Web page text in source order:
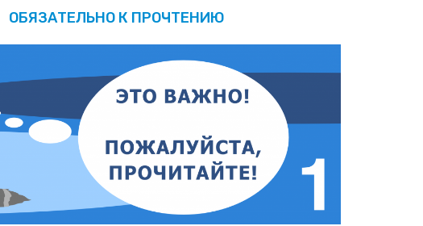
ОБЯЗАТЕЛЬНО К ПРОЧТЕНИЮ